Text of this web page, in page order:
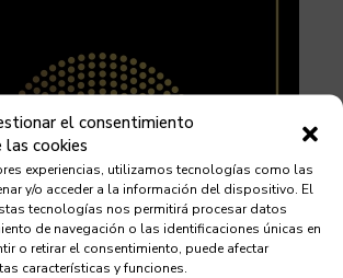
el consentimiento
las cookies
experiencias, utilizamos tecnologías como las
y/o acceder a la información del dispositivo. El
tecnologías nos permitirá procesar datos
de navegación o las identificaciones únicas en
o retirar el consentimiento, puede afectar
características y funciones.